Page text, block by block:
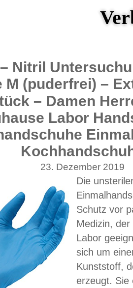
Nitril
M (puderfrei) –
– Damen
Labor
23. Dezember 2019
Die
Schutz vor
Medizin,
Labor
sich um
Kunststoff,
erzeugt. Sie